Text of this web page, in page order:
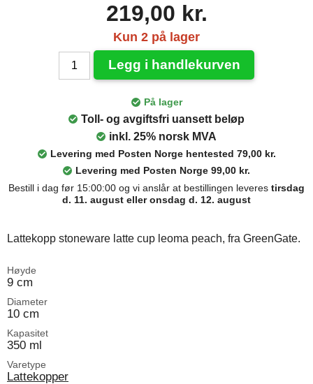
219,00 kr.
Kun 2 på lager
Legg i handlekurven
På lager
Toll- og avgiftsfri uansett beløp
inkl. 25% norsk MVA
Levering med Posten Norge hentested 79,00 kr.
Levering med Posten Norge 99,00 kr.
Bestill i dag før 15:00:00 og vi anslår at bestillingen leveres tirsdag
d. 11. august eller onsdag d. 12. august
Lattekopp stoneware latte cup leoma peach, fra GreenGate.
Høyde
9 cm
Diameter
10 cm
Kapasitet
350 ml
Varetype
Lattekopper